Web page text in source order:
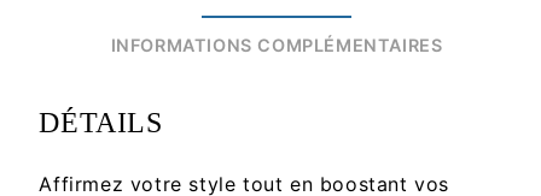
INFORMATIONS COMPLÉMENTAIRES
DÉTAILS
Affirmez votre style tout en boostant vos